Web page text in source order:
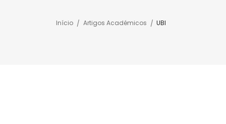
Início Artigos Académicos UBI